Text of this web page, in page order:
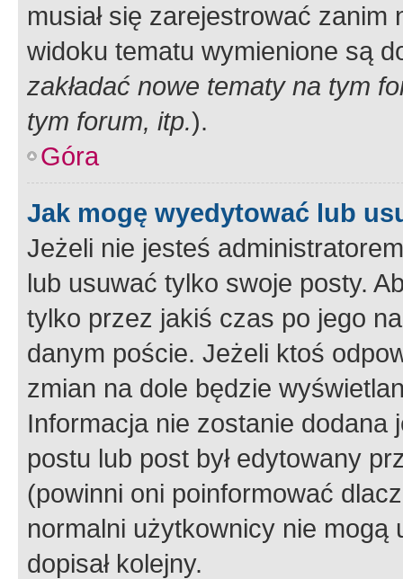
musiał się zarejestrować
widoku tematu wymienione są
zakładać nowe tematy na tym
tym forum, itp.).
Góra
Jak mogę wyedytować lub
Jeżeli nie jesteś
lub usuwać tylko swoje posty.
tylko przez jakiś czas po jego
danym poście. Jeżeli ktoś
zmian na dole będzie
Informacja nie zostanie dodana
postu lub post był edytowany
(powinni oni poinformować
normalni użytkownicy nie
dopisał kolejny.